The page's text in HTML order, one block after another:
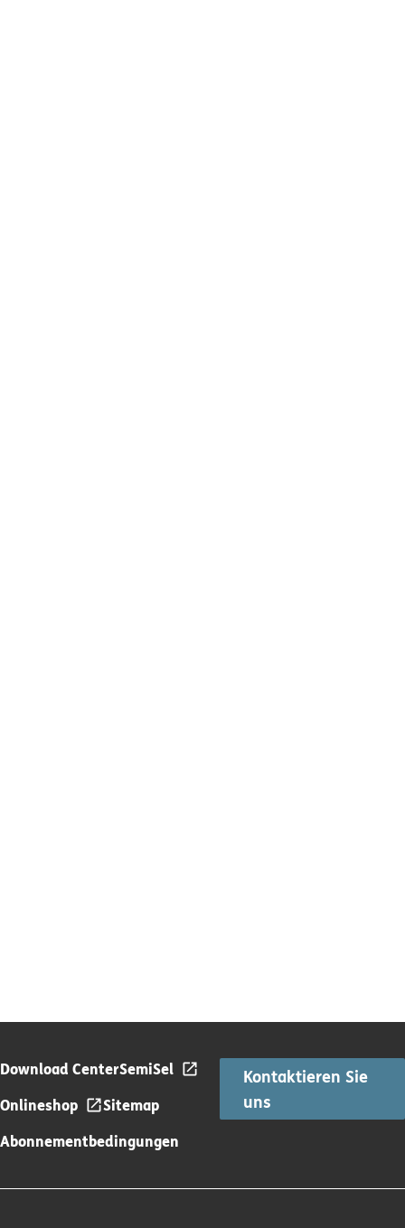
Download CenterSemiSel
Onlineshop
Sitemap
Abonnementbedingungen
Kontaktieren Sie
uns